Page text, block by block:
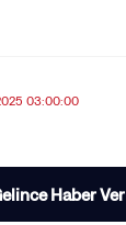
03:00:00
Haber Ver